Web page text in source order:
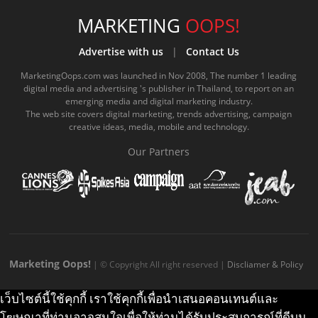
e
b
o
o
k
c
o
t
u
b
e
.
o
o
m
e
m
e
t
a
g
r
a
.
t
o
k
.
c
m
MARKETING OOPS!
Advertise with us| Contact Us
MarketingOops.com was launched in Nov 2008, The number 1 leading
digital media and advertising 's publisher in Thailand, to report on an
emerging media and digital marketing industry.
The web site covers digital marketing, trends advertising, campaign
creative ideas, media, mobile and technology.
Our Partners
Marketing Oops! | © Copyright All right reserved | Discliamer & Policy
เว็บไซต์นี้ใช้คุกกี้ เราใช้คุกกี้เพื่อนำเสนอคอนเทนต์และ